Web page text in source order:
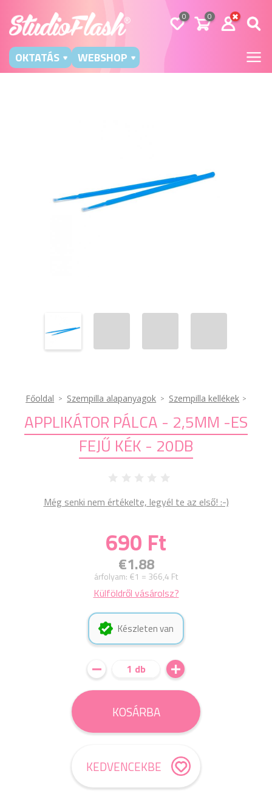
0 0
OKTATÁS WEBSHOP
Főoldal Szempilla alapanyagok Szempilla kellékek
APPLIKÁTOR PÁLCA - 2,5MM -ES
FEJŰ KÉK - 20DB
Még senki nem értékelte, legyél te az első! :-)
690 Ft
€1.88
árfolyam: €1 = 366,4 Ft
Külföldről vásárolsz?
Készleten van
1 db
KOSÁRBA
KEDVENCEKBE